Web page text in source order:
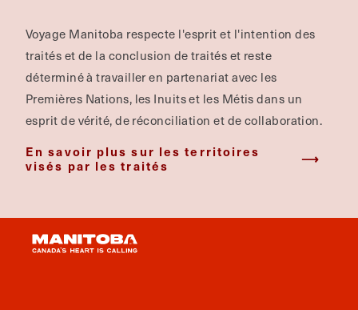
Voyage Manitoba respecte l'esprit et l'intention des
traités et de la conclusion de traités et reste
déterminé à travailler en partenariat avec les
Premières Nations, les Inuits et les Métis dans un
esprit de vérité, de réconciliation et de collaboration.
En savoir plus sur les territoires
visés par les traités